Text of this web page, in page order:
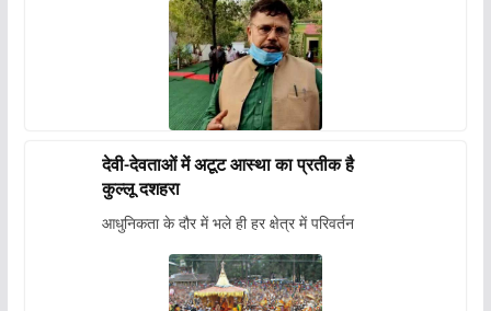
देवी-देवताओं में अटूट आस्था का प्रतीक है
कुल्लू दशहरा
आधुनिकता के दौर में भले ही हर क्षेत्र में परिवर्तन